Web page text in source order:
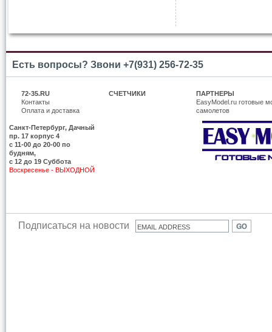
Есть вопросы? Звони +7(931) 256-72-35
72-35.RU
Контакты
Оплата и доставка
Санкт-Петербург, Дачный
пр. 17 корпус 4
c 11-00 до 20-00 по
будням,
с 12 до 19 Суббота
Воскресенье - ВЫХОДНОЙ
СЧЕТЧИКИ
ПАРТНЕРЫ
EasyModel.ru готовые
самолетов
Подписаться на новости